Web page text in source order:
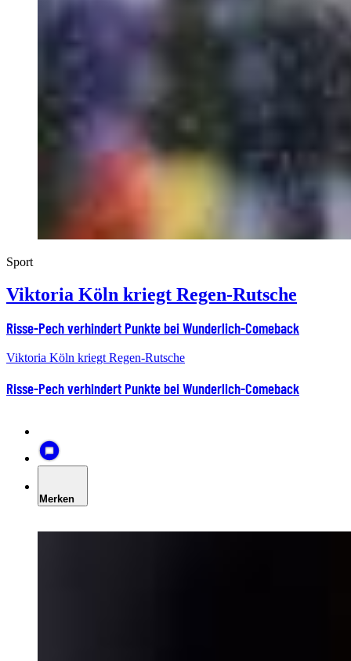
Sport
Viktoria Köln kriegt Regen-Rutsche
Risse-Pech verhindert Punkte bei Wunderlich-Comeback
Viktoria Köln kriegt Regen-Rutsche
Risse-Pech verhindert Punkte bei Wunderlich-Comeback
Merken